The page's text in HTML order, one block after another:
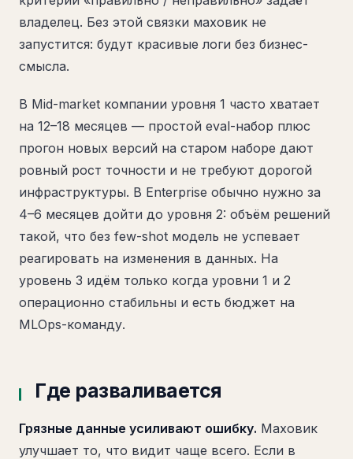
владелец. Без этой связки маховик не
запустится: будут красивые логи без бизнес-
смысла.
В Mid-market компании уровня 1 часто хватает
на 12–18 месяцев — простой eval-набор плюс
прогон новых версий на старом наборе дают
ровный рост точности и не требуют дорогой
инфраструктуры. В Enterprise обычно нужно за
4–6 месяцев дойти до уровня 2: объём решений
такой, что без few-shot модель не успевает
реагировать на изменения в данных. На
уровень 3 идём только когда уровни 1 и 2
операционно стабильны и есть бюджет на
MLOps-команду.
Где разваливается
Грязные данные усиливают ошибку. Маховик
улучшает то, что видит чаще всего. Если в